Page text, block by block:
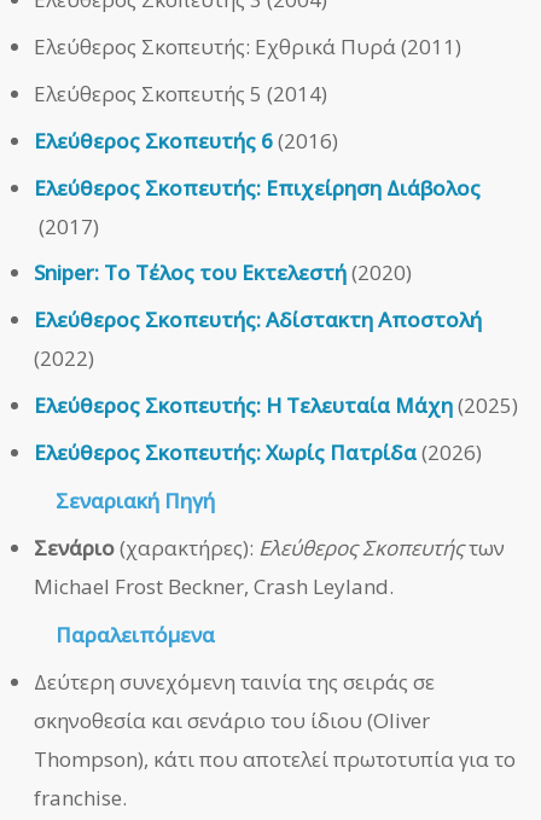
Ελεύθερος Σκοπευτής: Εχθρικά Πυρά (2011)
Ελεύθερος Σκοπευτής 5 (2014)
Ελεύθερος Σκοπευτής 6(2016)
Ελεύθερος Σκοπευτής: Επιχείρηση Διάβολος
(2017)
Sniper: Το Τέλος του Εκτελεστή(2020)
Ελεύθερος Σκοπευτής: Αδίστακτη Αποστολή
(2022)
Ελεύθερος Σκοπευτής: Η Τελευταία Μάχη(2025)
Ελεύθερος Σκοπευτής: Χωρίς Πατρίδα(2026)
Σεναριακή Πηγή
Σενάριο(χαρακτήρες): Ελεύθερος Σκοπευτήςτων
Michael Frost Beckner, Crash Leyland.
Παραλειπόμενα
Δεύτερη συνεχόμενη ταινία της σειράς σε
σκηνοθεσία και σενάριο του ίδιου (Oliver
Thompson), κάτι που αποτελεί πρωτοτυπία για το
franchise.